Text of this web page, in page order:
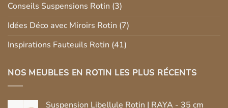
Conseils Suspensions Rotin (3)
Idées Déco avec Miroirs Rotin (7)
Inspirations Fauteuils Rotin (41)
NOS MEUBLES EN ROTIN LES PLUS RÉCENTS
Suspension Libellule Rotin | RAYA - 35 cm